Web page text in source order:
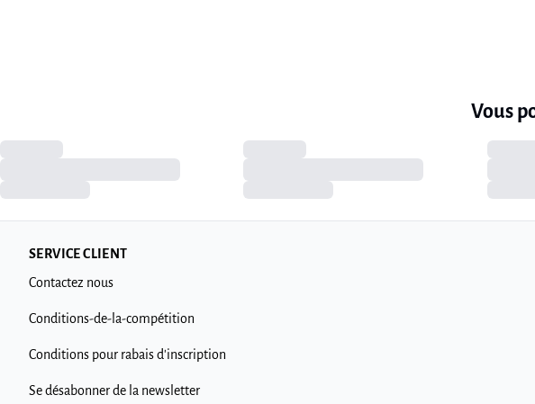
Vous
SERVICE CLIENT
Contactez nous
Conditions-de-la-compétition
Conditions pour rabais d'inscription
Se désabonner de la newsletter